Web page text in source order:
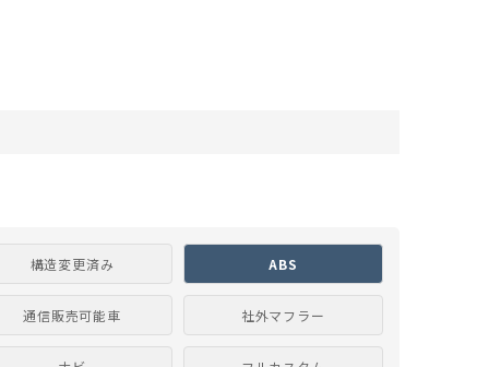
構造変更済み ABS
通信販売可能車 社外マフラー